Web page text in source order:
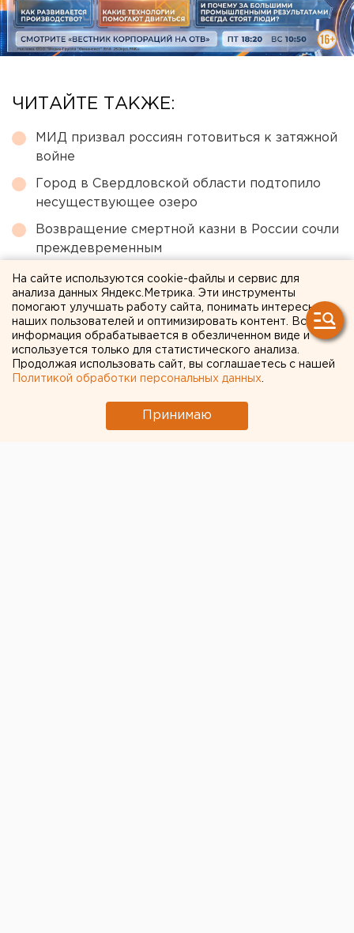
ЧИТАЙТЕ ТАКЖЕ:
МИД призвал россиян готовиться к затяжной
войне
Город в Свердловской области подтопило
несуществующее озеро
Возвращение смертной казни в России сочли
преждевременным
Федеральные компании не могут найти в
Екатеринбурге земли под апартаменты
Численность человечества предложили
постепенно сократить ради планеты
На сайте используются cookie-файлы и сервис для
анализа данных Яндекс.Метрика. Эти инструменты
помогают улучшать работу сайта, понимать интересы
наших пользователей и оптимизировать контент. Вся
информация обрабатывается в обезличенном виде и
используется только для статистического анализа.
Продолжая использовать сайт, вы соглашаетесь с нашей
Политикой обработки персональных данных
Принимаю